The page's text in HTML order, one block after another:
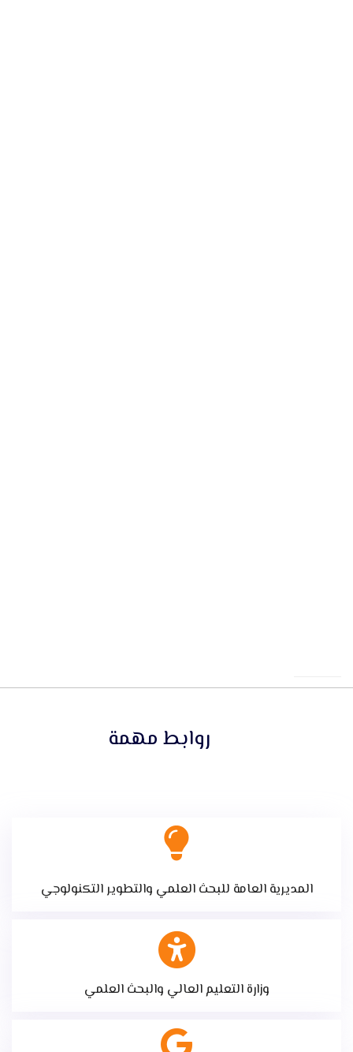
روابط مهمة
المديرية العامة للبحث العلمي والتطوير التكنولوجي
وزارة التعليم العالي والبحث العلمي